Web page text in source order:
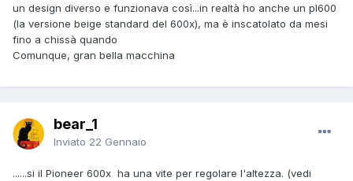
un design diverso e funzionava così...in realtà ho anche un pl600
(la versione beige standard del 600x), ma è inscatolato da mesi
fino a chissà quando
Comunque, gran bella macchina
bear_1
Inviato 22 Gennaio
......si il Pioneer 600x ha una vite per regolare l'altezza. (vedi